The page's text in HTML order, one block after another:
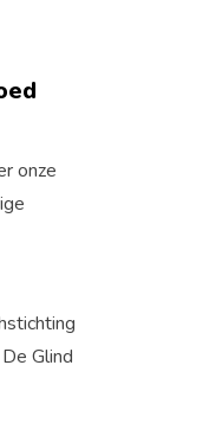
onze
Glind